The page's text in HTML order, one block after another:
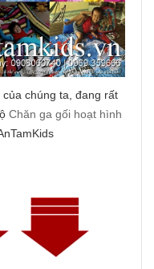
của chúng ta, đang rất
Chăn ga gối hoạt hình